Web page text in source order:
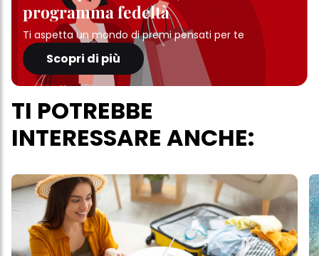
programma fedeltà
Ti aspetta un mondo di premi pensati per te
Scopri di più
TI POTREBBE
INTERESSARE ANCHE: